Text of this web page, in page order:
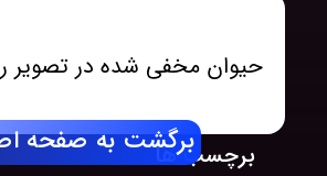
حیوان مخفی شده در تصویر را
برچسب هابرگشت به صفحه